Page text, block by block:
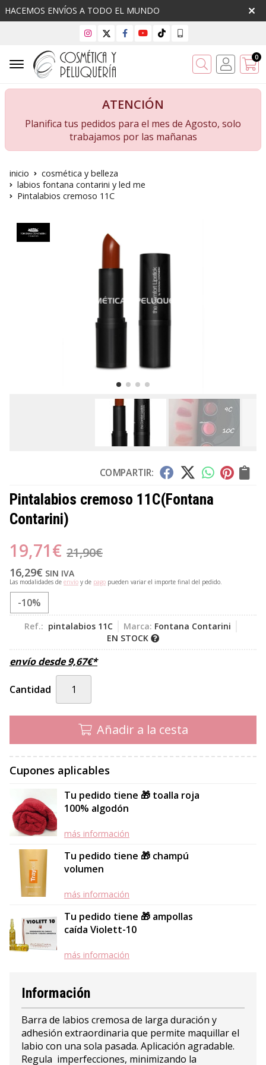
HACEMOS ENVÍOS A TODO EL MUNDO
Buscar 0
ATENCIÓN
Planifica tus pedidos para el mes de Agosto, solo
trabajamos por las mañanas
inicio
cosmética y belleza
labios fontana contarini y led me
Pintalabios cremoso 11C
COMPARTIR:
Pintalabios cremoso 11C(Fontana
Contarini)
19,71€ 21,90€
16,29€ SIN IVA
Las modalidades de envío y de pago pueden variar el importe final del pedido.
-10%
Ref.: pintalabios 11C Marca: Fontana Contarini
EN STOCK
envío desde9,67€*
Cantidad
Añadir a la cesta
Cupones aplicables
Tu pedido tiene 🎁 toalla roja
100% algodón
más información
Tu pedido tiene 🎁 champú
volumen
más información
Tu pedido tiene 🎁 ampollas
caída Violett-10
más información
Información
Barra de labios cremosa de larga duración y
adhesión extraordinaria que permite maquillar el
labio con una sola pasada. Aplicación agradable.
Regula imperfecciones, minimizando la